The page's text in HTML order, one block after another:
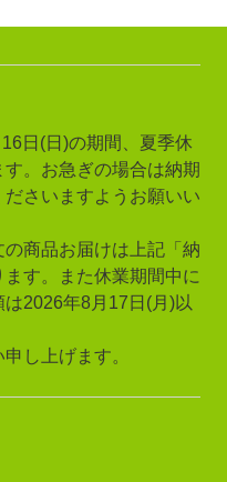
日(日)の期間、夏季休
。お急ぎの場合は納期
さいますようお願いい
商品お届けは上記「納
す。また休業期間中に
2026年8月17日(月)以
し上げます。